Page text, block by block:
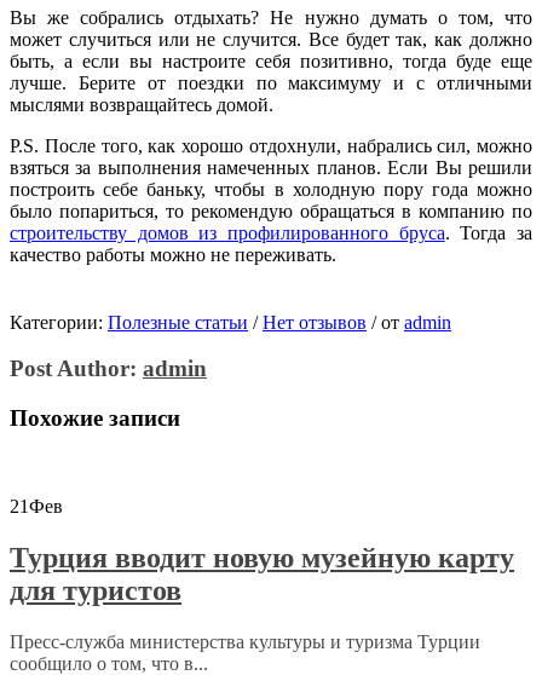
Вы же собрались отдыхать? Не нужно думать о том, что
может случиться или не случится. Все будет так, как должно
быть, а если вы настроите себя позитивно, тогда буде еще
лучше. Берите от поездки по максимуму и с отличными
мыслями возвращайтесь домой.
P.S. После того, как хорошо отдохнули, набрались сил, можно
взяться за выполнения намеченных планов. Если Вы решили
построить себе баньку, чтобы в холодную пору года можно
было попариться, то рекомендую обращаться в компанию по
строительству домов из профилированного бруса. Тогда за
качество работы можно не переживать.
Категории: Полезные статьи / Нет отзывов /от admin
Post Author: admin
Похожие записи
21Фев
Турция вводит новую музейную карту
для туристов
Пресс-служба министерства культуры и туризма Турции
сообщило о том, что в...